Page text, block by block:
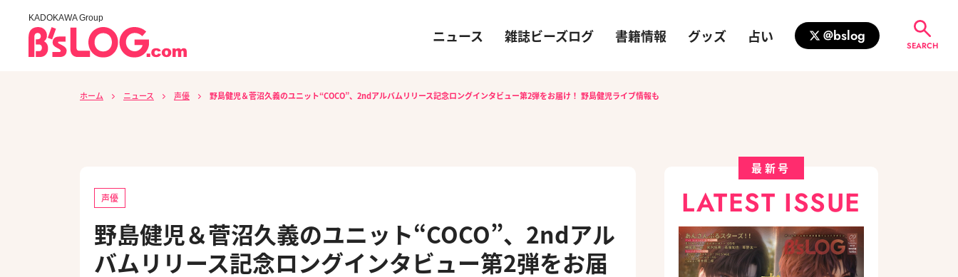
KADOKAWA Group
ニュース 雑誌ビーズログ 書籍情報 グッズ 占い @bslog
SEARCH
ホーム ニュース 声優 野島健児＆菅沼久義のユニット“COCO”、2ndアルバムリリース記念ロングインタビュー第2弾をお届け！ 野島健児ライブ情報も
声優
野島健児＆菅沼久義のユニット“COCO”、2ndアル
バムリリース記念ロングインタビュー第2弾をお届
最新号
LATEST ISSUE